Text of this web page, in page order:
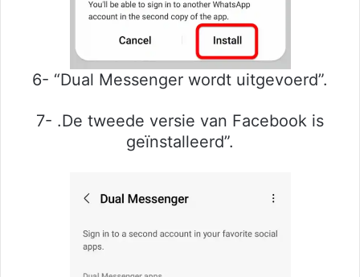
6- “Dual Messenger wordt uitgevoerd”.
7- .De tweede versie van Facebook is
geïnstalleerd”.